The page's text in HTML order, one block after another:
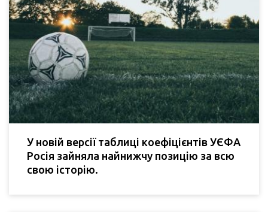
У новій версії таблиці коефіцієнтів УЄФА
Росія зайняла найнижчу позицію за всю
свою історію.